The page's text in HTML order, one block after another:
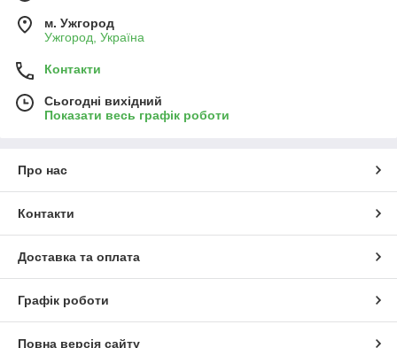
м. Ужгород
Ужгород, Україна
Контакти
Сьогодні вихідний
Показати весь графік роботи
Про нас
Контакти
Доставка та оплата
Графік роботи
Повна версія сайту